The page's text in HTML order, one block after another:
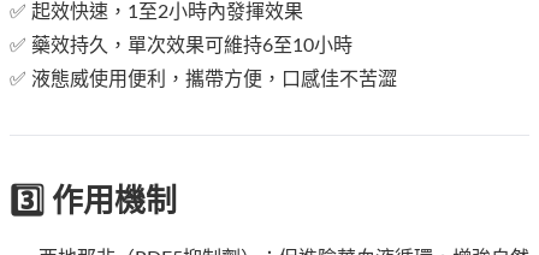
✅ 起效快速，1至2小時內發揮效果
✅ 藥效持久，單次效果可維持6至10小時
✅ 液態威使用便利，攜帶方便，口感佳不苦澀
3️⃣ 作用機制